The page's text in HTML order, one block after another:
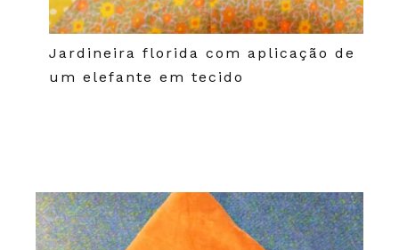
Jardineira florida com aplicação de
um elefante em tecido